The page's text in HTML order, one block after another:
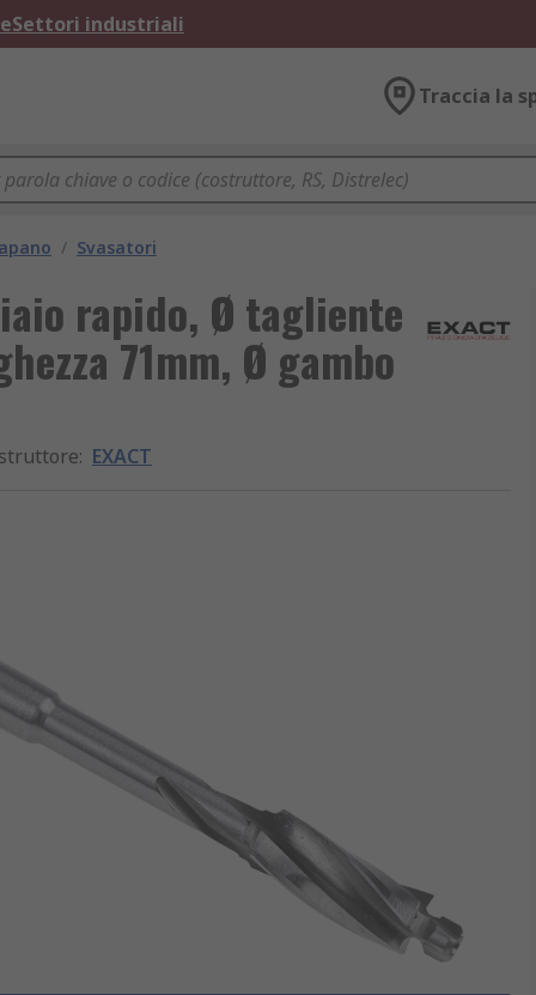
Settori industriali
Traccia la
/ Svasatori
rapido, Ø tagliente
71mm, Ø gambo
: EXACT